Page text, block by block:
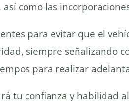
como las
para evitar que el
siempre señalizando
para realizar
tu confianza y habilidad